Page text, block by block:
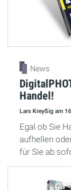
News
Handel!
Lars Kreyßig am
Egal ob Sie
aufhellen
für Sie ab